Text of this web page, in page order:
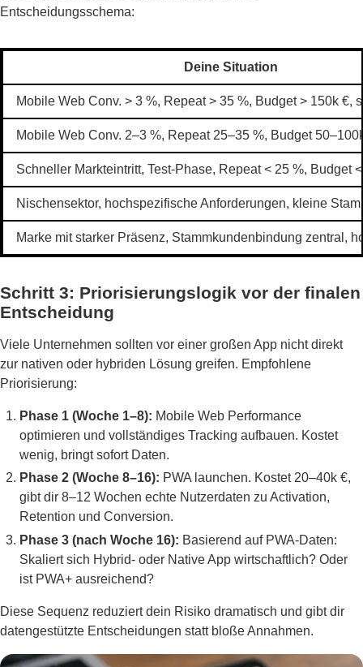
Entscheidungsschema:
Deine Situation
Mobile Web Conv. > 3 %, Repeat > 35 %, Budget > 150k €,
Mobile Web Conv. 2–3 %, Repeat 25–35 %, Budget
Schneller Markteintritt, Test-Phase, Repeat < 25 %, Budget
Nischensektor, hochspezifische Anforderungen, kleine
Marke mit starker Präsenz, Stammkundenbindung zentral,
Schritt 3: Priorisierungslogik vor der finalen
Entscheidung
Viele Unternehmen sollten vor einer großen App nicht direkt
zur nativen oder hybriden Lösung greifen. Empfohlene
Priorisierung:
Phase 1 (Woche 1–8): Mobile Web Performance
optimieren und vollständiges Tracking aufbauen. Kostet
wenig, bringt sofort Daten.
Phase 2 (Woche 8–16): PWA launchen. Kostet 20–40k €,
gibt dir 8–12 Wochen echte Nutzerdaten zu Activation,
Retention und Conversion.
Phase 3 (nach Woche 16): Basierend auf PWA-Daten:
Skaliert sich Hybrid- oder Native App wirtschaftlich? Oder
ist PWA+ ausreichend?
Diese Sequenz reduziert dein Risiko dramatisch und gibt dir
datengestützte Entscheidungen statt bloße Annahmen.